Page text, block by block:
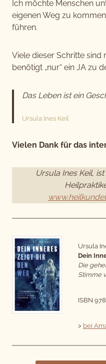
Ich möchte Menschen
eigenen Weg zu
führen.
Viele dieser Schritte sind
benötigt „nur“ ein JA zu
Das Leben ist ein
Ursula Ines Keil
Vielen Dank für das
Ursula Ines Keil,
Ursula
Dein
Die
Stimme
ISBN
> bei